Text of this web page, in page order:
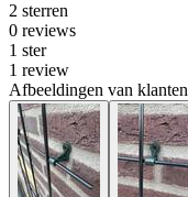
2 sterren
0 reviews
1 ster
1 review
Afbeeldingen van klanten